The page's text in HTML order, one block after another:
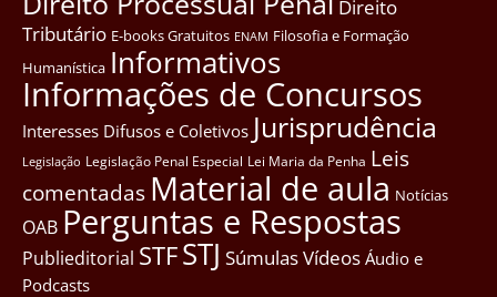
Direito
Tributário E-books Gratuitos ENAM Filosofia e Formação
Humanística Informativos
Informações de Concursos
Interesses Difusos e Coletivos Jurisprudência
Legislação Legislação Penal Especial Lei Maria da Penha Leis
comentadas Material de aula Notícias
OAB Perguntas e Respostas
Publieditorial STFSTJ SúmulasVídeos Áudio e
Podcasts